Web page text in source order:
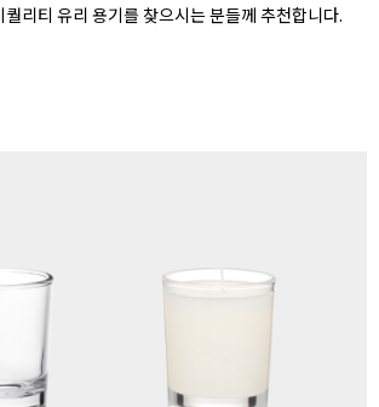
리티 유리 용기를 찾으시는 분들께 추천합니다.